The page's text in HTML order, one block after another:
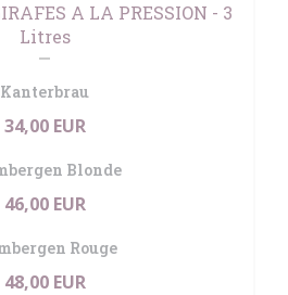
A LA PRESSION - 3
Litres
Kanterbrau
34,00 EUR
Blonde
46,00 EUR
Rouge
48,00 EUR